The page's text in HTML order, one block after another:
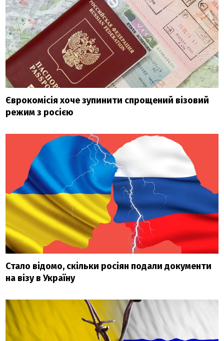
Єврокомісія хоче зупинити спрощений візовий
режим з росією
Стало відомо, скільки росіян подали документи
на візу в Україну